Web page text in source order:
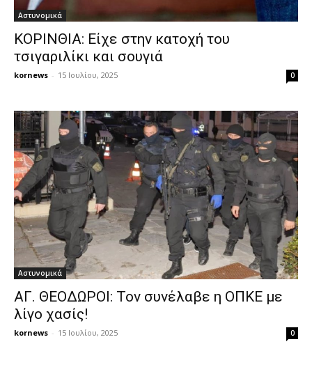
Αστυνομικά
ΚΟΡΙΝΘΙΑ: Είχε στην κατοχή του
τσιγαριλίκι και σουγιά
kornews - 15 Ιουλίου, 2025 0
Αστυνομικά
ΑΓ. ΘΕΟΔΩΡΟΙ: Τον συνέλαβε η ΟΠΚΕ με
λίγο χασίς!
kornews - 15 Ιουλίου, 2025 0